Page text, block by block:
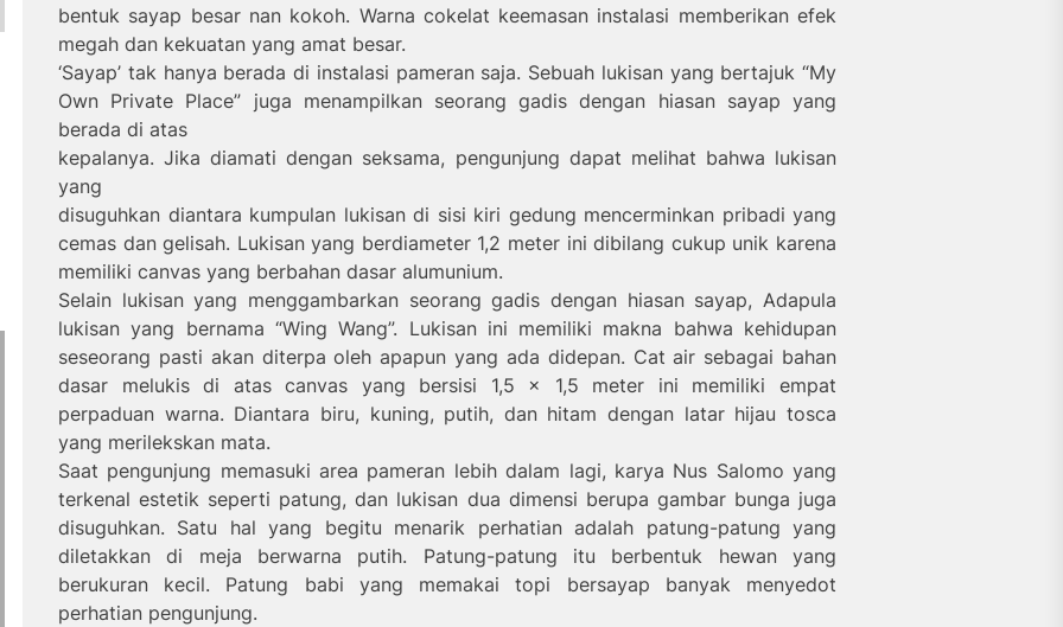
bentuk sayap besar nan kokoh. Warna cokelat keemasan instalasi memberikan efek
megah dan kekuatan yang amat besar.
‘Sayap’ tak hanya berada di instalasi pameran saja. Sebuah lukisan yang bertajuk “My
Own Private Place” juga menampilkan seorang gadis dengan hiasan sayap yang
berada di atas
kepalanya. Jika diamati dengan seksama, pengunjung dapat melihat bahwa lukisan
yang
disuguhkan diantara kumpulan lukisan di sisi kiri gedung mencerminkan pribadi yang
cemas dan gelisah. Lukisan yang berdiameter 1,2 meter ini dibilang cukup unik karena
memiliki canvas yang berbahan dasar alumunium.
Selain lukisan yang menggambarkan seorang gadis dengan hiasan sayap, Adapula
lukisan yang bernama “Wing Wang”. Lukisan ini memiliki makna bahwa kehidupan
seseorang pasti akan diterpa oleh apapun yang ada didepan. Cat air sebagai bahan
dasar melukis di atas canvas yang bersisi 1,5 x 1,5 meter ini memiliki empat
perpaduan warna. Diantara biru, kuning, putih, dan hitam dengan latar hijau tosca
yang merilekskan mata.
Saat pengunjung memasuki area pameran lebih dalam lagi, karya Nus Salomo yang
terkenal estetik seperti patung, dan lukisan dua dimensi berupa gambar bunga juga
disuguhkan. Satu hal yang begitu menarik perhatian adalah patung-patung yang
diletakkan di meja berwarna putih. Patung-patung itu berbentuk hewan yang
berukuran kecil. Patung babi yang memakai topi bersayap banyak menyedot
perhatian pengunjung.